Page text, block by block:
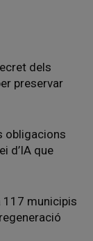
dels
preservar
obligacions
d’IA que
117 municipis